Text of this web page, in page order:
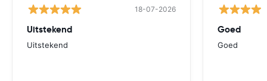
18-07-2026
Uitstekend
Uitstekend
Goed
Goed